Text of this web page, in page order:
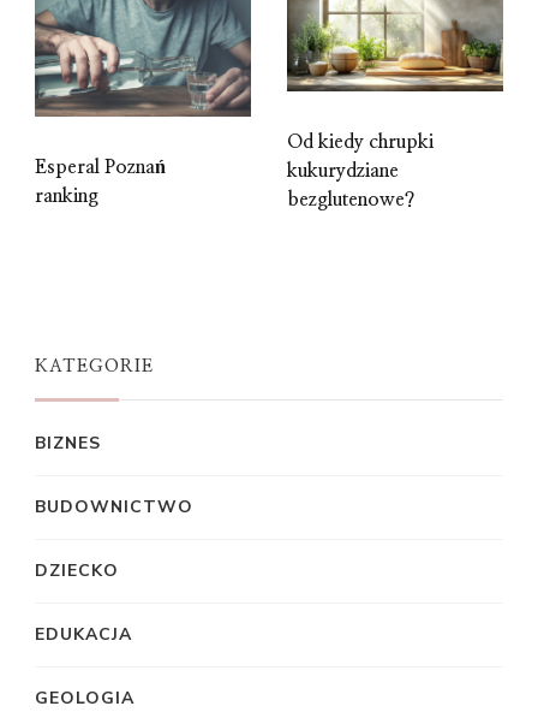
Esperal Poznań
ranking
Od kiedy chrupki
kukurydziane
bezglutenowe?
KATEGORIE
BIZNES
BUDOWNICTWO
DZIECKO
EDUKACJA
GEOLOGIA